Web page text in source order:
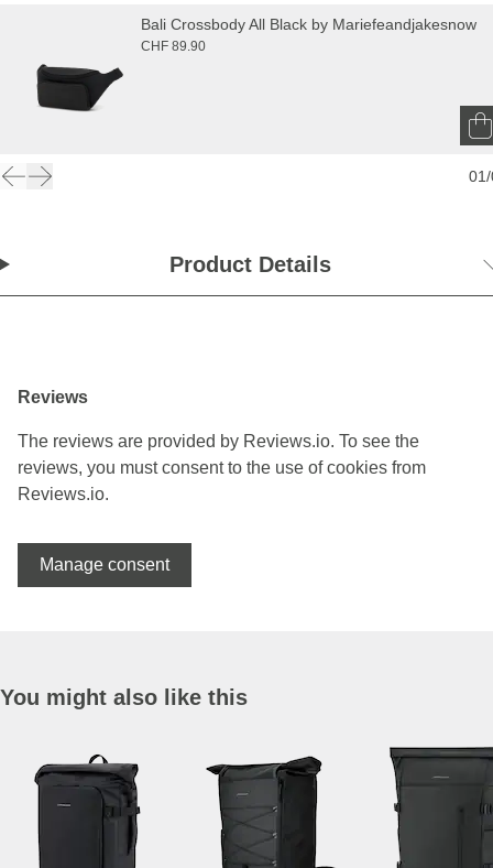
Bali Crossbody All Black by Mariefeandjakesnow
CHF 89.90
01/
Product Details
Reviews
The reviews are provided by Reviews.io. To see the
reviews, you must consent to the use of cookies from
Reviews.io.
Manage consent
You might also like this